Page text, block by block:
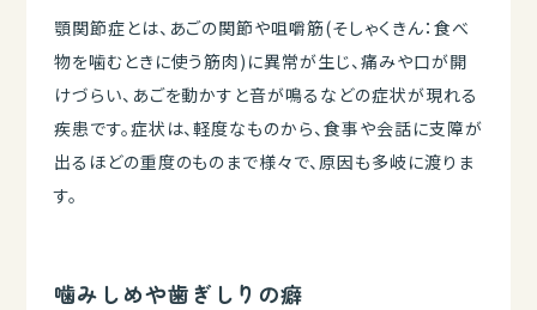
顎関節症とは、あごの関節や咀嚼筋(そしゃくきん：食べ
物を噛むときに使う筋肉)に異常が生じ、痛みや口が開
けづらい、あごを動かすと音が鳴るなどの症状が現れる
疾患です。症状は、軽度なものから、食事や会話に支障が
出るほどの重度のものまで様々で、原因も多岐に渡りま
す。
噛みしめや歯ぎしりの癖